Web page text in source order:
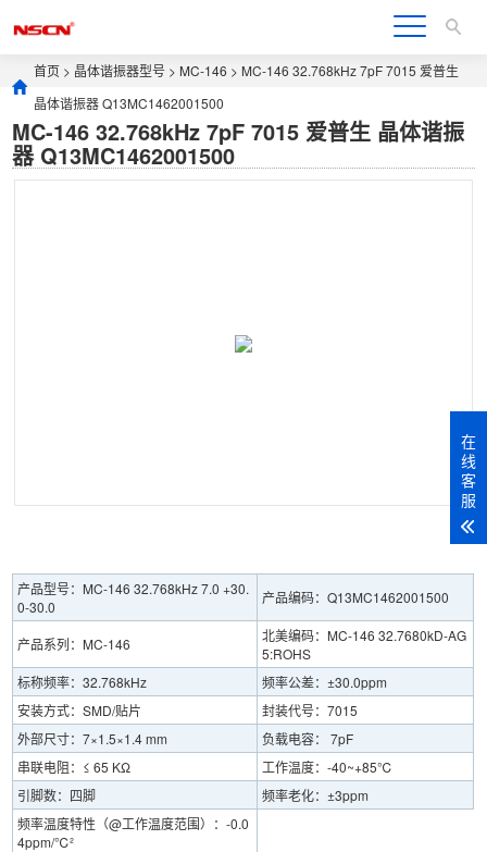
首页 > 晶体谐振器型号 > MC-146 > MC-146 32.768kHz 7pF 7015 爱普生
晶体谐振器 Q13MC1462001500
MC-146 32.768kHz 7pF 7015 爱普生 晶体谐振
器 Q13MC1462001500
产品型号：MC-146 32.768kHz 7.0 +30.
0-30.0
产品编码：Q13MC1462001500
产品系列：MC-146
北美编码：MC-146 32.7680kD-AG
5:ROHS
标称频率：32.768kHz
频率公差：±30.0ppm
安装方式：SMD/贴片
封装代号：7015
外部尺寸：7×1.5×1.4 mm
负载电容： 7pF
串联电阻：≤ 65 KΩ
工作温度：-40~+85℃
引脚数：四脚
频率老化：±3ppm
频率温度特性（@工作温度范围）：-0.0
4ppm/℃²
在
线
客
服